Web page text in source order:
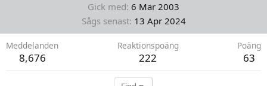
Gick med 6 Mar 2003
Sågs senast 13 Apr 2024
Meddelanden
8,676
Reaktionspoäng
222
Poäng
63